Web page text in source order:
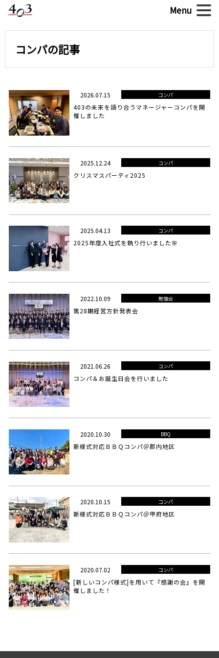
コンパの記事
2026.07.15 コンパ
403の未来を語り合うマネージャーコンパを開
催しました
2025.12.24 コンパ
クリスマスパーティ2025
2025.04.13 コンパ
2025年度入社式を執り行いました🌸
2022.10.09 勉強会
第28期経営方針発表会
2021.06.26 コンパ
コンパ＆お誕生日会を行いました
2020.10.30 BBQ
新様式対応ＢＢＱコンパ＠郡内地区
2020.10.15 コンパ
新様式対応ＢＢＱコンパ＠甲府地区
2020.07.02 コンパ
[新しいコンパ様式]を用いて『感謝の会』を開
催しました！